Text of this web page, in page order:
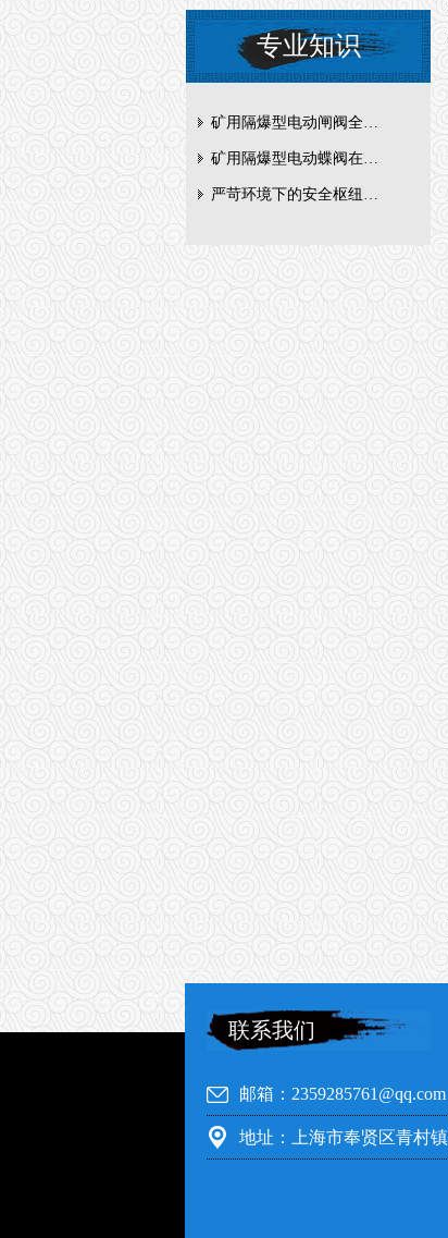
专业知识
矿用隔爆型电动闸阀全周期维护与故障排查要点
矿用隔爆型电动蝶阀在瓦斯管道控制中的防爆设计与安全标准解析
严苛环境下的安全枢纽：矿用隔爆型电动闸阀的技术剖析
联系我们
邮箱：2359285761@qq.com